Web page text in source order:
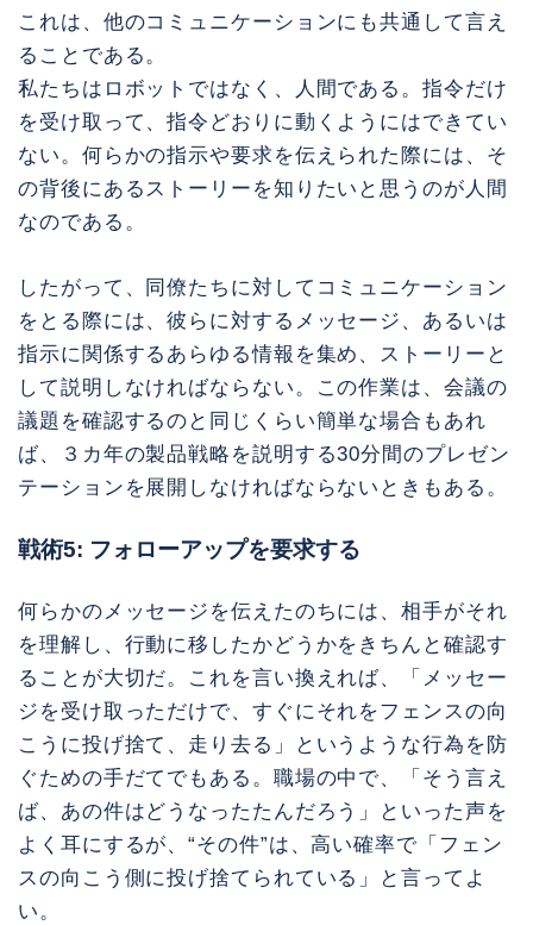
これは、他のコミュニケーションにも共通して言え
ることである。
私たちはロボットではなく、人間である。指令だけ
を受け取って、指令どおりに動くようにはできてい
ない。何らかの指示や要求を伝えられた際には、そ
の背後にあるストーリーを知りたいと思うのが人間
なのである。
したがって、同僚たちに対してコミュニケーション
をとる際には、彼らに対するメッセージ、あるいは
指示に関係するあらゆる情報を集め、ストーリーと
して説明しなければならない。この作業は、会議の
議題を確認するのと同じくらい簡単な場合もあれ
ば、３カ年の製品戦略を説明する30分間のプレゼン
テーションを展開しなければならないときもある。
戦術5: フォローアップを要求する
何らかのメッセージを伝えたのちには、相手がそれ
を理解し、行動に移したかどうかをきちんと確認す
ることが大切だ。これを言い換えれば、「メッセー
ジを受け取っただけで、すぐにそれをフェンスの向
こうに投げ捨て、走り去る」というような行為を防
ぐための手だてでもある。職場の中で、「そう言え
ば、あの件はどうなったたんだろう」といった声を
よく耳にするが、“その件”は、高い確率で「フェン
スの向こう側に投げ捨てられている」と言ってよ
い。